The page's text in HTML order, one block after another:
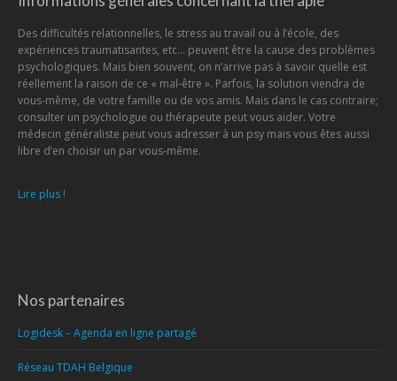
Des difficultés relationnelles, le stress au travail ou à l’école, des
expériences traumatisantes, etc… peuvent être la cause des problèmes
psychologiques. Mais bien souvent, on n’arrive pas à savoir quelle est
réellement la raison de ce « mal-être ». Parfois, la solution viendra de
vous-même, de votre famille ou de vos amis. Mais dans le cas contraire;
consulter un psychologue ou thérapeute peut vous aider. Votre
médecin généraliste peut vous adresser à un psy mais vous êtes aussi
libre d’en choisir un par vous-même.
Lire plus !
Nos partenaires
Logidesk – Agenda en ligne partagé
Réseau TDAH Belgique